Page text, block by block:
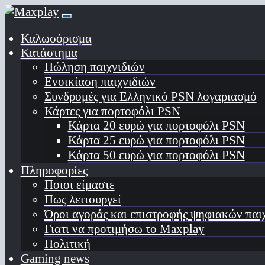
Καλωσόρισμα
Κατάστημα
Πώληση παιχνιδιών
Ενοικίαση παιχνιδιών
Συνδρομές για Ελληνικό PSN λογαριασμό
Κάρτες για πορτοφόλι PSN
Κάρτα 20 ευρώ για πορτοφόλι PSN
Κάρτα 25 ευρώ για πορτοφόλι PSN
Κάρτα 50 ευρώ για πορτοφόλι PSN
Πληροφορίες
Ποιοι είμαστε
Πως λειτουργεί
Όροι αγοράς και επιστροφής ψηφιακών
Γιατι να προτιμήσω το Maxplay
Πολιτική
Gaming news